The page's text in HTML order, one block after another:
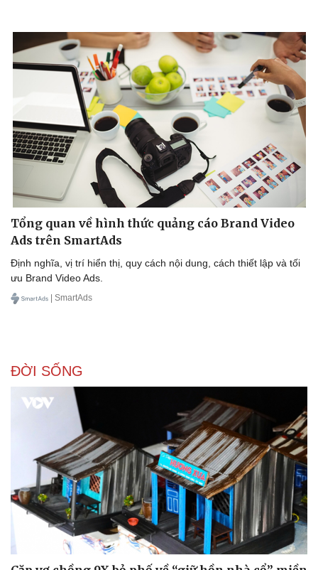
Tổng quan về hình thức quảng cáo Brand Video
Ads trên SmartAds
Định nghĩa, vị trí hiển thị, quy cách nội dung, cách thiết lập và tối
ưu Brand Video Ads.
| SmartAds
ĐỜI SỐNG